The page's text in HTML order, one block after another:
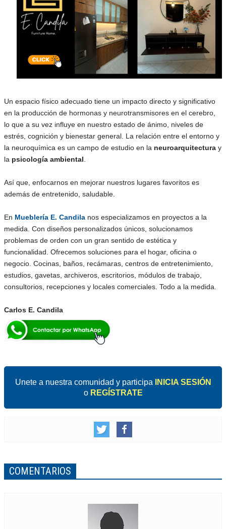
Un espacio físico adecuado tiene un impacto directo y significativo
en la producción de hormonas y neurotransmisores en el cerebro,
lo que a su vez influye en nuestro estado de ánimo, niveles de
estrés, cognición y bienestar general. La relación entre el entorno y
la neuroquímica es un campo de estudio en la neuroarquitectura y
la psicología ambiental
Así que, enfocarnos en mejorar nuestros lugares favoritos es
además de entretenido, saludable.
En Mueblería E. Candila nos especializamos en proyectos a la
medida. Con diseños personalizados únicos, solucionamos
problemas de orden con un gran sentido de estética y
funcionalidad. Ofrecemos soluciones para el hogar, oficina o
negocio. Cocinas, baños, recámaras, centros de entretenimiento,
estudios, gavetas, archiveros, escritorios, módulos de trabajo,
consultorios, recepciones y locales comerciales. Todo a la medida.
Carlos E. Candila
Unete a nuestra comunidad y participa
INICIA SESIÓN
o REGÍSTRATE
COMENTARIOS